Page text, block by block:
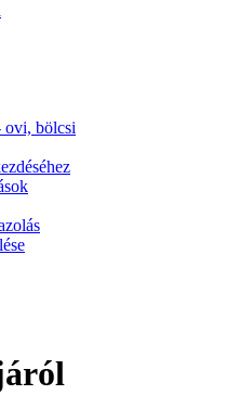
ovi, bölcsi